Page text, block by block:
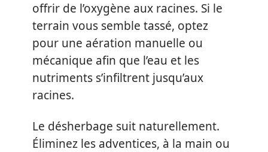
offrir de l’oxygène aux racines. Si le
terrain vous semble tassé, optez
pour une aération manuelle ou
mécanique afin que l’eau et les
nutriments s’infiltrent jusqu’aux
racines.
Le désherbage suit naturellement.
Éliminez les adventices, à la main ou